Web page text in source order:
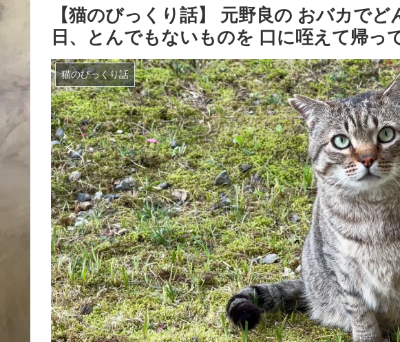
【猫のびっくり話】 元野良の おバカで
日、とんでもないものを 口に咥えて帰っ
猫のびっくり話